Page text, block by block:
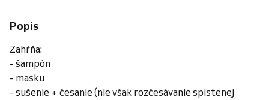
Popis
Zahŕňa:
- šampón
- masku
- sušenie + česanie (nie však rozčesávanie splstenej